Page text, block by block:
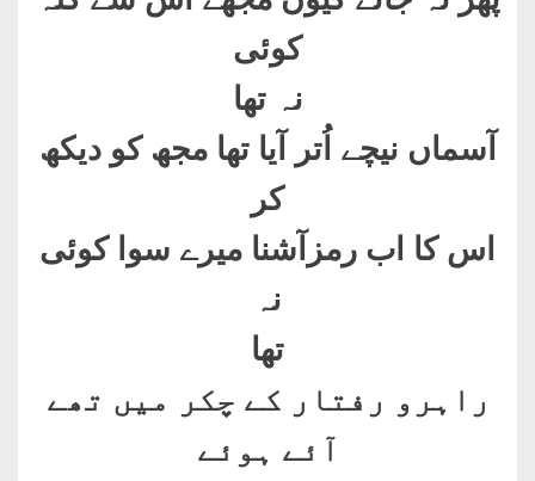
کوئی
نہ تھا
آسماں نیچے اُتر آیا تھا مجھ کو دیکھ
کر
اس کا اب رمزآشنا میرے سوا کوئی
نہ
تھا
راہرو رفتار کے چکر میں تھے
آئے ہوئے